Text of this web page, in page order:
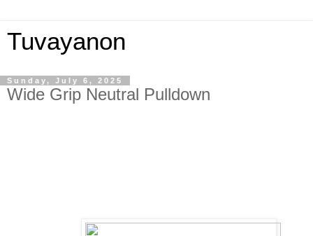
Tuvayanon
Sunday, July 6, 2025
Wide Grip Neutral Pulldown